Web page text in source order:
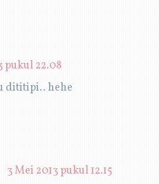
pukul 22.08
dititipi.. hehe
3 Mei 2013 pukul 12.15